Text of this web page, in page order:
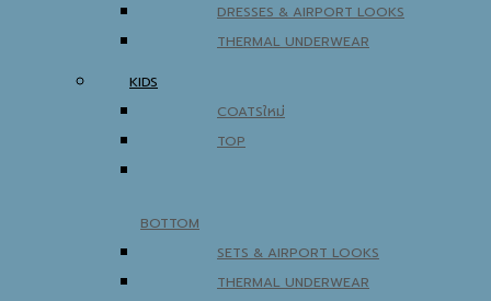
DRESSES & AIRPORT LOOKS
THERMAL UNDERWEAR
KIDS
COATS
TOP
BOTTOM
SETS & AIRPORT LOOKS
THERMAL UNDERWEAR